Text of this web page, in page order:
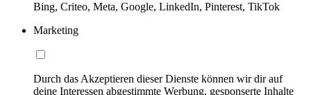
Bing, Criteo, Meta, Google, LinkedIn, Pinterest, TikTok
Marketing
Durch das Akzeptieren dieser Dienste können wir dir auf
deine Interessen abgestimmte Werbung, gesponserte Inhalte